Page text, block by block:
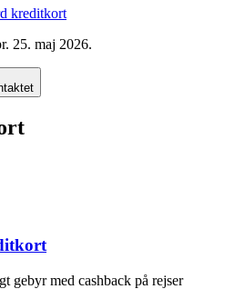
kreditkort
25. maj 2026.
gebyr med cashback på rejser